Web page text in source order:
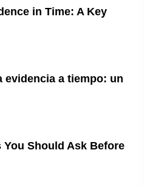
in Time: A Key
evidencia a tiempo: un
You Should Ask Before